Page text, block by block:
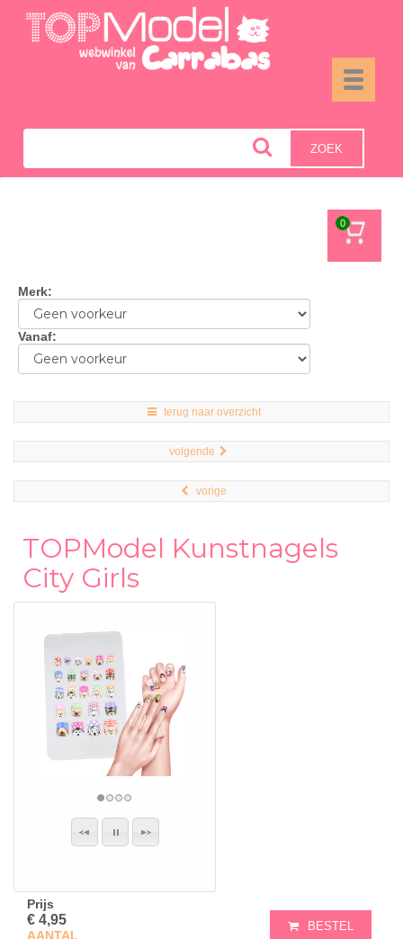
Toggle
ZOEK
0
Merk:
Vanaf:
terug naar overzicht
volgende
vorige
TOPModel Kunstnagels
City Girls
Prijs
€ 4,95
AANTAL
BESTEL